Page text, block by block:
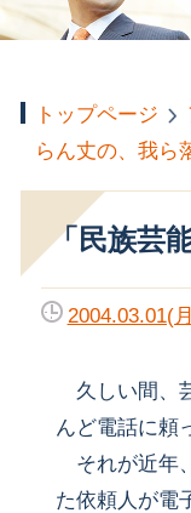
トップページ
「民族
2004.03.01(
久しい間、
んど電話に頼
それが近年
た依頼人が電